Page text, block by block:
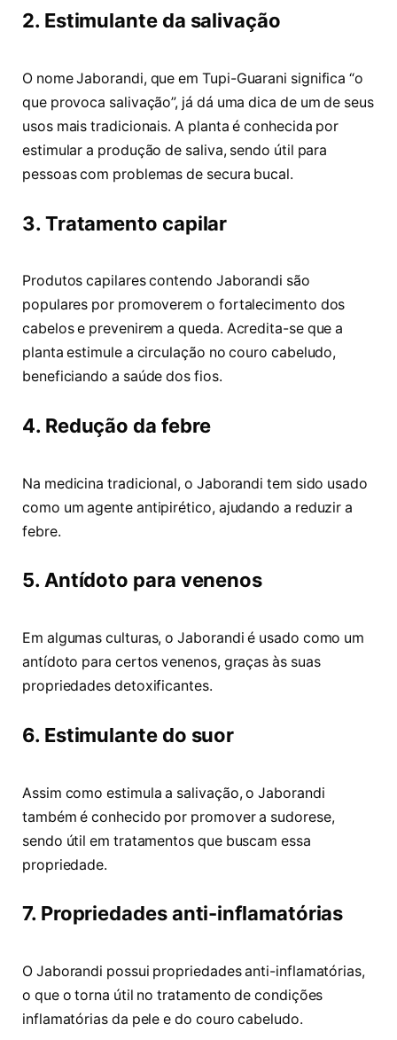
2. Estimulante da salivação
O nome Jaborandi, que em Tupi-Guarani significa “o
que provoca salivação”, já dá uma dica de um de seus
usos mais tradicionais. A planta é conhecida por
estimular a produção de saliva, sendo útil para
pessoas com problemas de secura bucal.
3. Tratamento capilar
Produtos capilares contendo Jaborandi são
populares por promoverem o fortalecimento dos
cabelos e prevenirem a queda. Acredita-se que a
planta estimule a circulação no couro cabeludo,
beneficiando a saúde dos fios.
4. Redução da febre
Na medicina tradicional, o Jaborandi tem sido usado
como um agente antipirético, ajudando a reduzir a
febre.
5. Antídoto para venenos
Em algumas culturas, o Jaborandi é usado como um
antídoto para certos venenos, graças às suas
propriedades detoxificantes.
6. Estimulante do suor
Assim como estimula a salivação, o Jaborandi
também é conhecido por promover a sudorese,
sendo útil em tratamentos que buscam essa
propriedade.
7. Propriedades anti-inflamatórias
O Jaborandi possui propriedades anti-inflamatórias,
o que o torna útil no tratamento de condições
inflamatórias da pele e do couro cabeludo.